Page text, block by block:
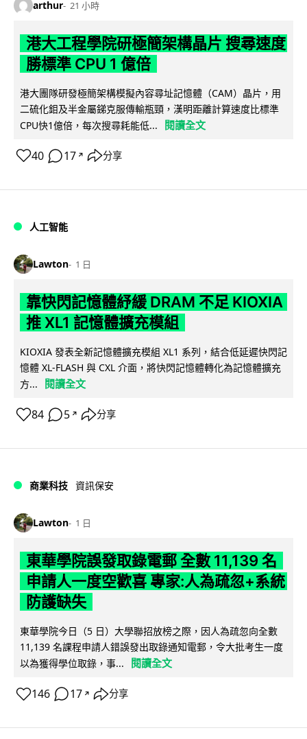
arthur 21 小時
港大工程學院研極簡架構晶片 搜尋速度
勝標準 CPU 1 億倍
港大團隊研發極簡架構模擬內容尋址記憶體（CAM）晶片，用
二硫化鉬及半金屬銻克服傳輸瓶頸，漢明距離計算速度比標準
CPU快1億倍，每次搜尋耗能低...
閱讀全文
40 17 ↗ 分享
人工智能
Lawton 1 日
靠快閃記憶體紓緩 DRAM 不足 KIOXIA
推 XL1 記憶體擴充模組
KIOXIA 發表全新記憶體擴充模組 XL1 系列，結合低延遲快閃記
憶體 XL-FLASH 與 CXL 介面，將快閃記憶體轉化為記憶體擴充
方...
閱讀全文
84 5 ↗ 分享
商業科技 資訊保安
Lawton 1 日
東華學院誤發取錄電郵 全數 11,139 名
申請人一度空歡喜 專家:人為疏忽+系統
防護缺失
東華學院今日（5 日）大學聯招放榜之際，因人為疏忽向全數
11,139 名課程申請人錯誤發出取錄通知電郵，令大批考生一度
以為獲得學位取錄，事...
閱讀全文
146 17 ↗ 分享